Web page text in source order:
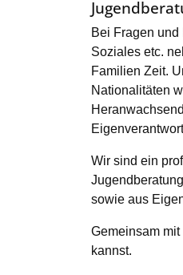
Bei Fragen
Soziales etc.
Familien Zeit.
Nationalitäten
Wir sind ein
sowie aus
Gemeinsam
kannst.